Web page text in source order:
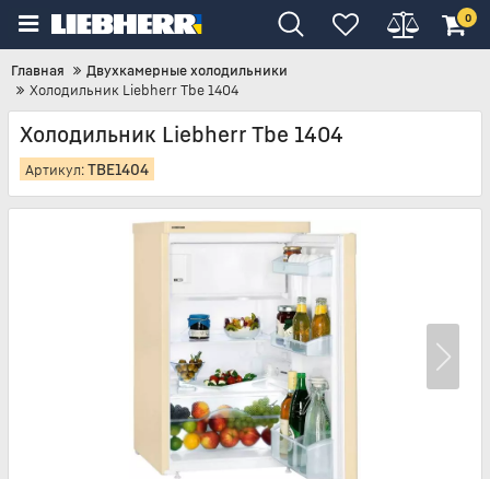
0
Главная
Двухкамерные холодильники
Холодильник Liebherr Tbe 1404
Холодильник Liebherr Tbe 1404
Артикул:TBE1404